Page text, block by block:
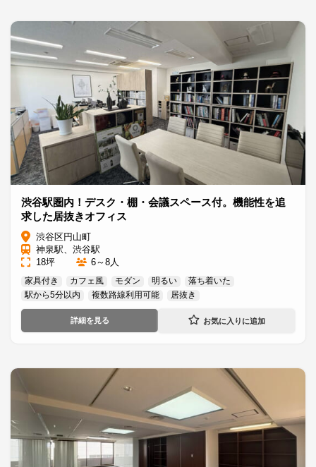
渋谷駅圏内！デスク・棚・会議スペース付。機能性を追
求した居抜きオフィス
渋谷区円山町
神泉駅、渋谷駅
18坪
6～8人
家具付き カフェ風 モダン 明るい
落ち着いた
駅から5分以内
複数路線利用可能 居抜き
詳細を見る